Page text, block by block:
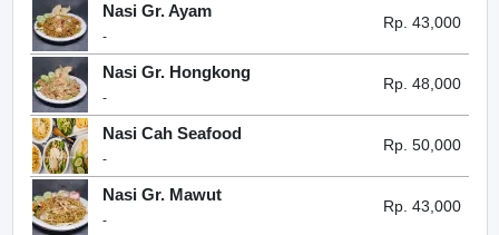
Nasi Gr. Ayam
-
Rp. 43,000
Nasi Gr. Hongkong
-
Rp. 48,000
Nasi Cah Seafood
-
Rp. 50,000
Nasi Gr. Mawut
-
Rp. 43,000